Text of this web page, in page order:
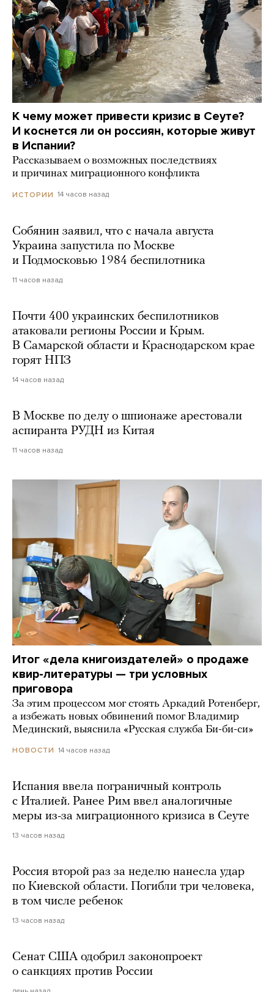
К чему может привести кризис в Сеуте?
И коснется ли он россиян, которые живут
в Испании?
Рассказываем о возможных последствиях
и причинах миграционного конфликта
ИСТОРИИ 14 часов назад
Собянин заявил, что с начала августа
Украина запустила по Москве
и Подмосковью 1984 беспилотника
11 часов назад
Почти 400 украинских беспилотников
атаковали регионы России и Крым.
В Самарской области и Краснодарском крае
горят НПЗ
14 часов назад
В Москве по делу о шпионаже арестовали
аспиранта РУДН из Китая
11 часов назад
Итог «дела книгоиздателей» о продаже
квир-литературы — три условных
приговора
За этим процессом мог стоять Аркадий Ротенберг,
а избежать новых обвинений помог Владимир
Мединский, выяснила «Русская служба Би-би-си»
НОВОСТИ 14 часов назад
Испания ввела пограничный контроль
с Италией. Ранее Рим ввел аналогичные
меры из-за миграционного кризиса в Сеуте
13 часов назад
Россия второй раз за неделю нанесла удар
по Киевской области. Погибли три человека,
в том числе ребенок
13 часов назад
Сенат США одобрил законопроект
о санкциях против России